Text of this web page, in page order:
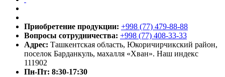
Приобретение продукции: +998 (77) 479-88-88
Вопросы сотрудничества: +998 (77) 408-33-33
Адрес: Ташкентская область, Юкоричирчикский район,
поселок Барданкуль, махалля «Хван». Наш индекс
111902
Пн-Пт: 8:30-17:30